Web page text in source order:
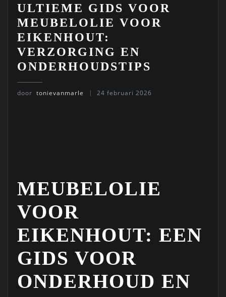
ULTIEME GIDS VOOR
MEUBELOLIE VOOR
EIKENHOUT:
VERZORGING EN
ONDERHOUDSTIPS
door tonievanmarle 24 februari 2026
MEUBELOLIE
VOOR
EIKENHOUT: EEN
GIDS VOOR
ONDERHOUD EN